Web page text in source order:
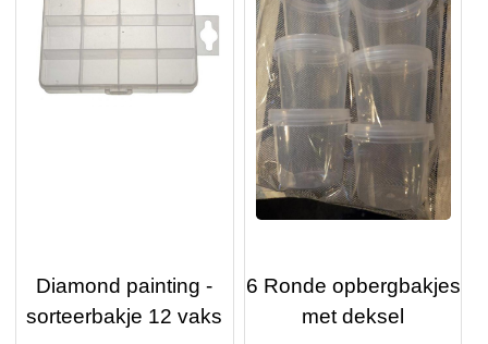
Diamond painting -
sorteerbakje 12 vaks
6 Ronde opbergbakjes
met deksel